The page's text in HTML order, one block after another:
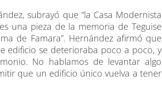
subrayó que “la Casa Modernista
una pieza de la memoria de Teguise
de Famara”. Hernández afirmó que
edificio se deterioraba poco a poco, y
No hablamos de levantar algo
que un edificio único vuelva a tener